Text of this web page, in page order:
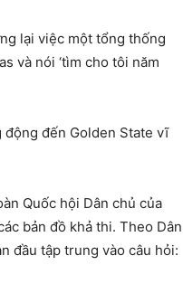
lại việc một tổng thống
và nói ‘tìm cho tôi năm
động đến Golden State vĩ
Quốc hội Dân chủ của
bản đồ khả thi. Theo Dân
đầu tập trung vào câu hỏi: